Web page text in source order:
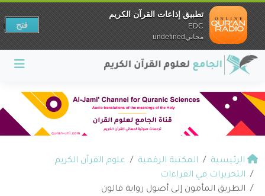
الرئيسية المكتبة الرقمية
علوم القرآن الكريم
التحريرات في القراءات
الطريق المأمون إلى أصول رواية قالون
تطبيق إذاعات القرآن الكريم
EDC
مجانيundefined
فتح